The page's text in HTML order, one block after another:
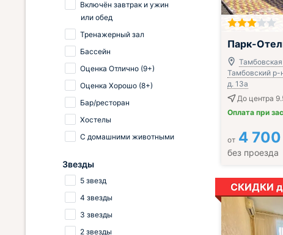
Включён
Парк-
Тамбовский р-
д. 13а
До центра
Оплата при
от 4 700
без проезда
СКИДКИ
Включён завтрак и ужин
или обед
Тренажерный зал
Бассейн
Оценка Отлично (9+)
Оценка Хорошо (8+)
Бар/ресторан
Хостелы
С домашними животными
Звезды
5 звезд
4 звезды
3 звезды
2 звезды